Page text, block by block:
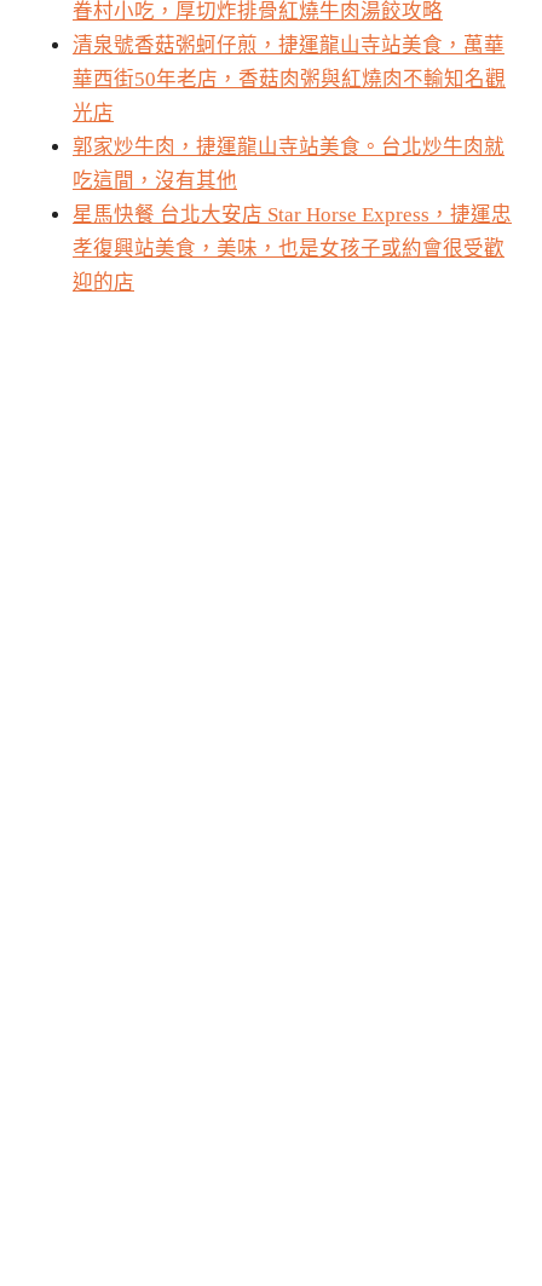
眷村小吃，厚切炸排骨紅燒牛肉湯餃攻略
清泉號香菇粥蚵仔煎，捷運龍山寺站美食，萬華
華西街50年老店，香菇肉粥與紅燒肉不輸知名觀
光店
郭家炒牛肉，捷運龍山寺站美食。台北炒牛肉就
吃這間，沒有其他
星馬快餐 台北大安店 Star Horse Express，捷運忠
孝復興站美食，美味，也是女孩子或約會很受歡
迎的店